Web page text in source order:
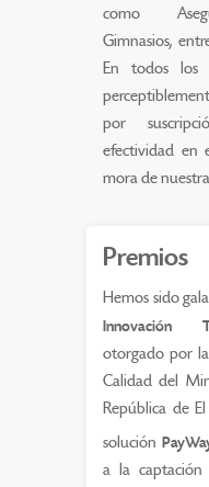
como
Gimnasios,
En todos los
por
efectividad en
mora de
Premios
Hemos sido
Innovación
otorgado por
Calidad del
República de
solución
a la captación